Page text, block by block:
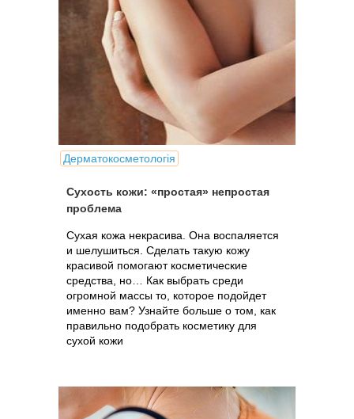
Дерматокосметологія
Сухость кожи: «простая» непростая
проблема
Сухая кожа некрасива. Она воспаляется
и шелушиться. Сделать такую кожу
красивой помогают косметические
средства, но… Как выбрать среди
огромной массы то, которое подойдет
именно вам? Узнайте больше о том, как
правильно подобрать косметику для
сухой кожи